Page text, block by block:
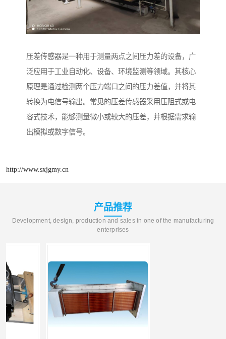
压差传感器是一种用于测量两点之间压力差的设备，广
泛应用于工业自动化、设备、环境监测等领域。其核心
原理是通过检测两个压力端口之间的压力差值，并将其
转换为电信号输出。常见的压差传感器采用压阻式或电
容式技术，能够测量微小或较大的压差，并根据需求输
出模拟或数字信号。
http://www.sxjgmy.cn
产品推荐
Development, design, production and sales in one of the manufacturing
enterprises